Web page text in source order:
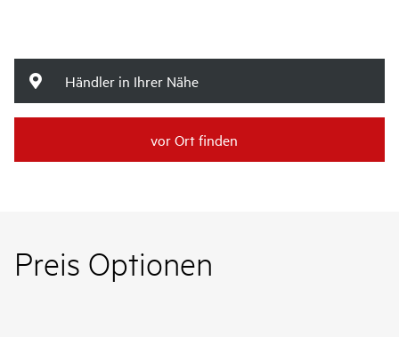
Händler in Ihrer Nähe
vor Ort finden
Preis Optionen